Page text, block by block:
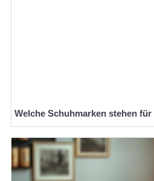
Welche Schuhmarken stehen